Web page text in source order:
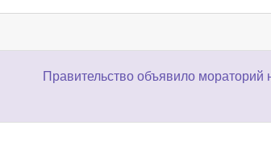
Правительство объявило мораторий